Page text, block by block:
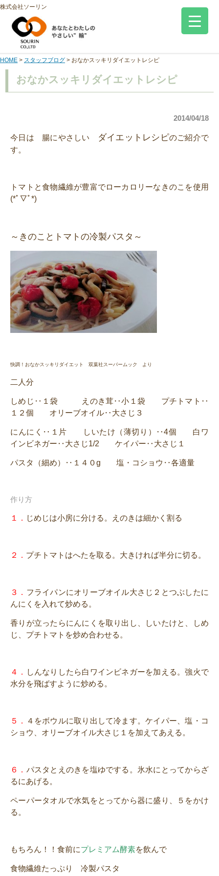
株式会社ソーリン
HOME > スタッフブログ > おなかスッキリダイエットレシピ
おなかスッキリダイエットレシピ
2014/04/18
今日は 腸にやさしい ダイエットレシピのご紹介で
す。
トマトと食物繊維が豊富でローカロリーなきのこを使用
(*ﾟ▽ﾟ*)
～きのことトマトの冷製パスタ～
快調！おなかスッキリダイエット 双葉社スーパームック より
二人分
しめじ‥１袋 えのき茸‥小１袋 プチトマト‥
１２個 オリーブオイル‥大さじ３
にんにく‥１片 しいたけ（薄切り）‥4個 白ワ
インビネガー‥大さじ1/2 ケイパー‥大さじ１
パスタ（細め）‥１４０g 塩・コショウ‥各適量
作り方
１． じめじは小房に分ける。えのきは細かく割る
２． プチトマトはへたを取る。大きければ半分に切る。
３． フライパンにオリーブオイル大さじ２とつぶしたに
んにくを入れて炒める。
香りが立ったらにんにくを取り出し、しいたけと、しめ
じ、プチトマトを炒め合わせる。
４．
しんなりしたら白ワインビネガーを加える。強火で
水分を飛ばすように炒める。
５ ． ４ をボウルに取り出して冷ます。ケイパー、塩・コ
ショウ、オリーブオイル大さじ１を加えてあえる。
６． パスタとえのきを塩ゆでする。氷水にとってからざ
るにあげる。
ペーパータオルで水気をとってから器に盛り、５をかけ
る。
もちろん！！食前にプレミアム酵素を飲んで
食物繊維たっぷり 冷製パスタ